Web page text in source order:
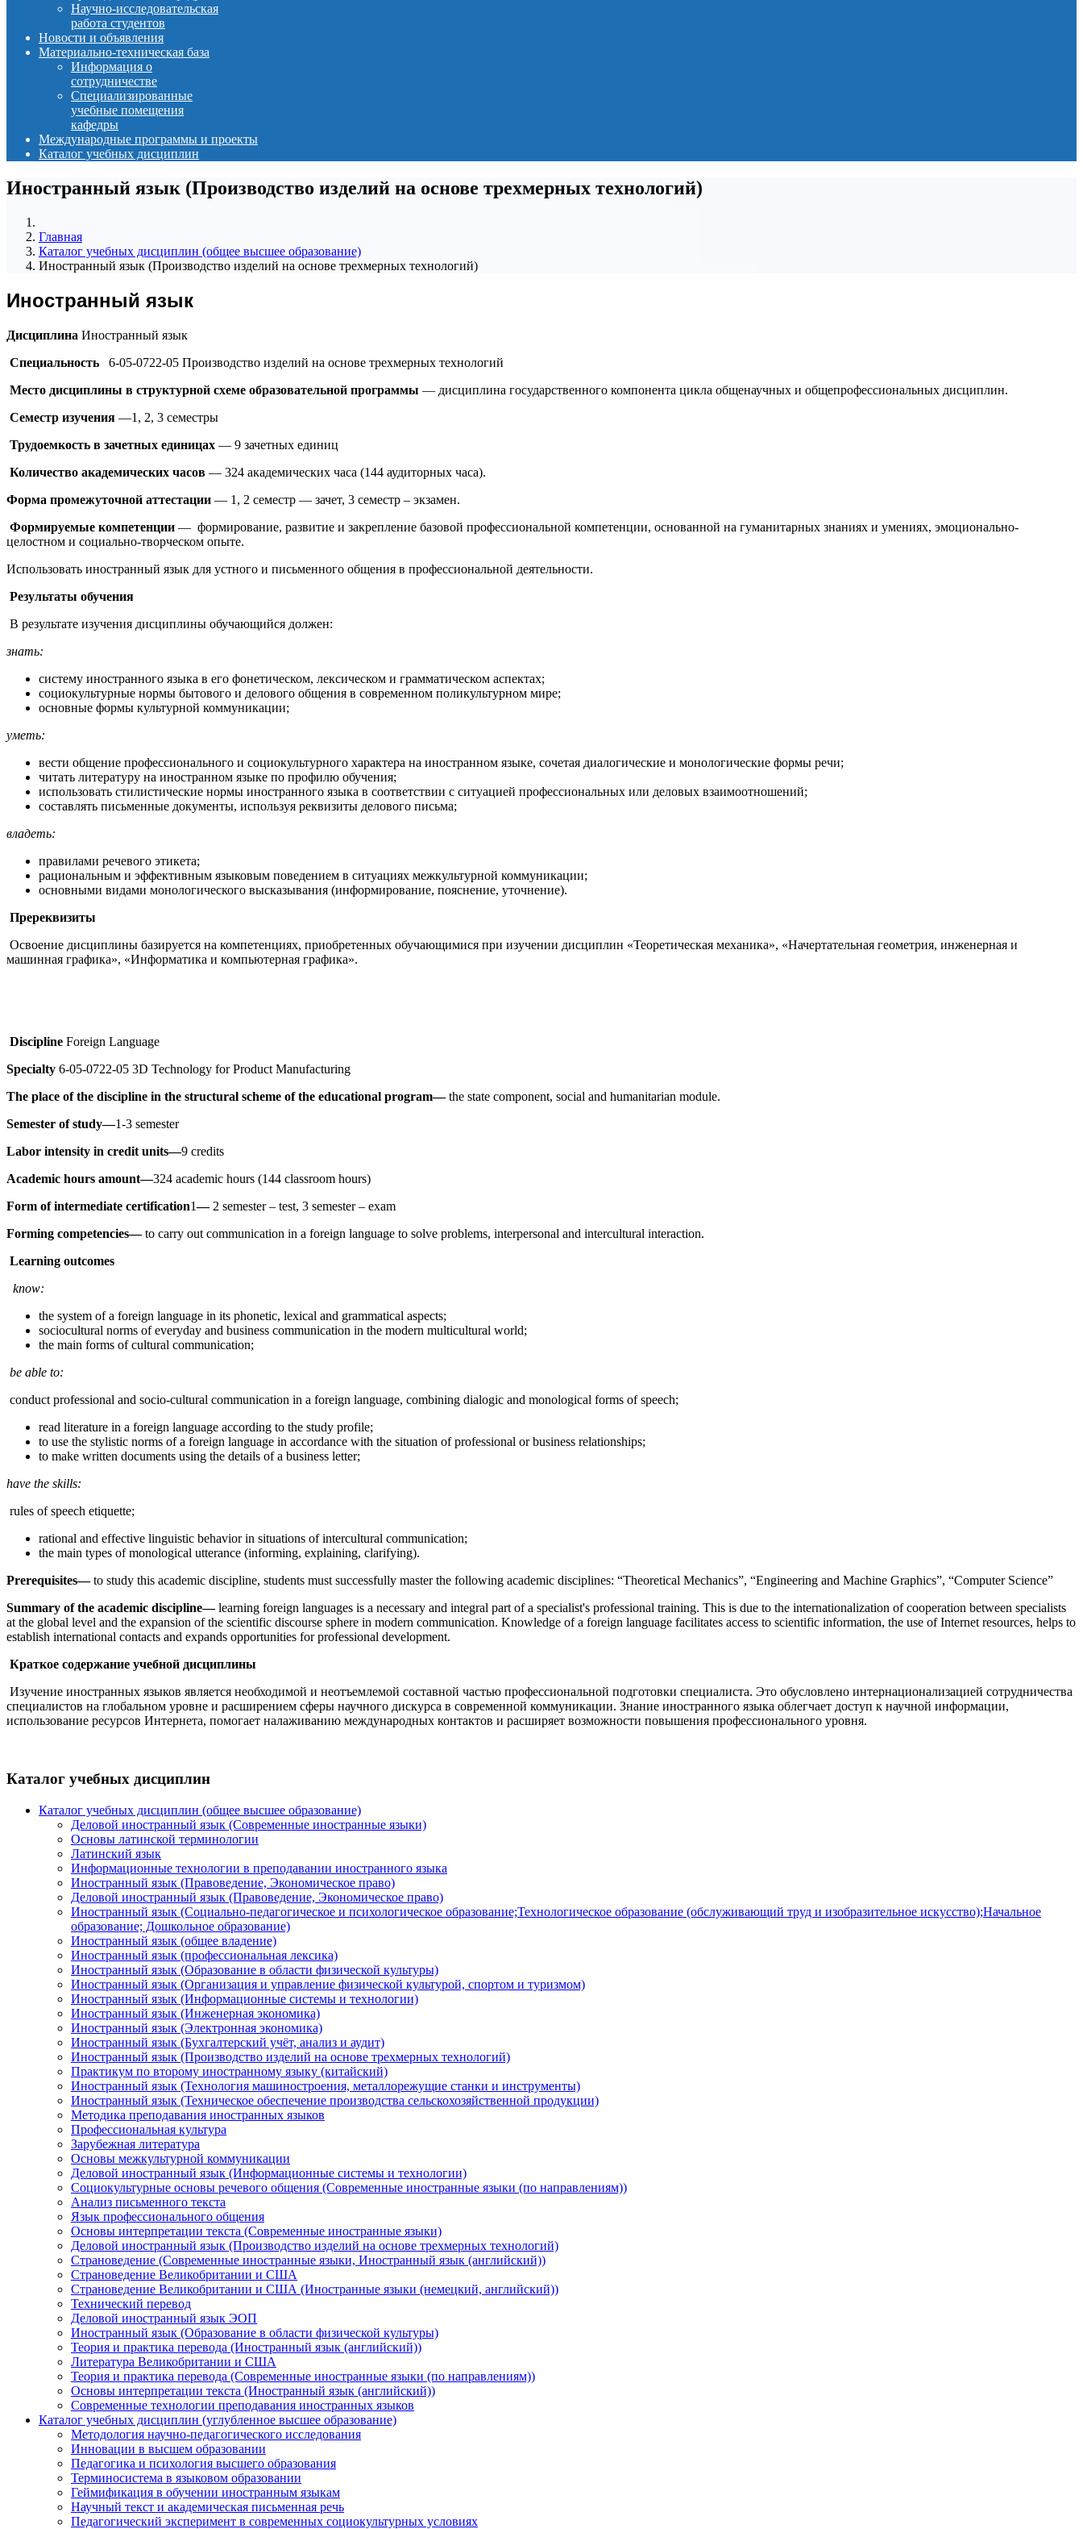
Научно-исследовательская
работа студентов
Новости и объявления
Материально-техническая база
Информация о
сотрудничестве
Специализированные
учебные помещения
кафедры
Международные программы и проекты
Каталог учебных дисциплин
Иностранный язык (Производство изделий на основе трехмерных технологий)
Главная
Каталог учебных дисциплин (общее высшее образование)
Иностранный язык (Производство изделий на основе трехмерных технологий)
Иностранный язык
Дисциплина Иностранный язык
Специальность 6-05-0722-05 Производство изделий на основе трехмерных технологий
Место дисциплины в структурной схеме образовательной программы — дисциплина государственного компонента цикла общенаучных и общепрофессиональных дисциплин.
Семестр изучения —1, 2, 3 семестры
Трудоемкость в зачетных единицах — 9 зачетных единиц
Количество академических часов — 324 академических часа (144 аудиторных часа).
Форма промежуточной аттестации — 1, 2 семестр — зачет, 3 семестр – экзамен.
Формируемые компетенции — формирование, развитие и закрепление базовой профессиональной компетенции, основанной на гуманитарных знаниях и умениях, эмоционально-
целостном и социально-творческом опыте.
Использовать иностранный язык для устного и письменного общения в профессиональной деятельности.
Результаты обучения
В результате изучения дисциплины обучающийся должен:
знать:
систему иностранного языка в его фонетическом, лексическом и грамматическом аспектах;
социокультурные нормы бытового и делового общения в современном поликультурном мире;
основные формы культурной коммуникации;
уметь:
вести общение профессионального и социокультурного характера на иностранном языке, сочетая диалогические и монологические формы речи;
читать литературу на иностранном языке по профилю обучения;
использовать стилистические нормы иностранного языка в соответствии с ситуацией профессиональных или деловых взаимоотношений;
составлять письменные документы, используя реквизиты делового письма;
владеть:
правилами речевого этикета;
рациональным и эффективным языковым поведением в ситуациях межкультурной коммуникации;
основными видами монологического высказывания (информирование, пояснение, уточнение).
Пререквизиты
Освоение дисциплины базируется на компетенциях, приобретенных обучающимися при изучении дисциплин «Теоретическая механика», «Начертательная геометрия, инженерная и
машинная графика», «Информатика и компьютерная графика».
Discipline Foreign Language
Specialty 6-05-0722-05 3D Technology for Product Manufacturing
The place of the discipline in the structural scheme of the educational program—the state component, social and humanitarian module.
Semester of study—1-3 semester
Labor intensity in credit units—9 credits
Academic hours amount—324 academic hours (144 classroom hours)
Form of intermediate certification1—2 semester – test, 3 semester – exam
Forming competencies—to carry out communication in a foreign language to solve problems, interpersonal and intercultural interaction.
Learning outcomes
know:
the system of a foreign language in its phonetic, lexical and grammatical aspects;
sociocultural norms of everyday and business communication in the modern multicultural world;
the main forms of cultural communication;
be able to:
conduct professional and socio-cultural communication in a foreign language, combining dialogic and monological forms of speech;
read literature in a foreign language according to the study profile;
to use the stylistic norms of a foreign language in accordance with the situation of professional or business relationships;
to make written documents using the details of a business letter;
have the skills:
rules of speech etiquette;
rational and effective linguistic behavior in situations of intercultural communication;
the main types of monological utterance (informing, explaining, clarifying).
Prerequisites—to study this academic discipline, students must successfully master the following academic disciplines: “Theoretical Mechanics”, “Engineering and Machine Graphics”, “Computer Science”
Summary of the academic discipline—learning foreign languages is a necessary and integral part of a specialist's professional training. This is due to the internationalization of cooperation between specialists
at the global level and the expansion of the scientific discourse sphere in modern communication. Knowledge of a foreign language facilitates access to scientific information, the use of Internet resources, helps to
establish international contacts and expands opportunities for professional development.
Краткое содержание учебной дисциплины
Изучение иностранных языков является необходимой и неотъемлемой составной частью профессиональной подготовки специалиста. Это обусловлено интернационализацией сотрудничества
специалистов на глобальном уровне и расширением сферы научного дискурса в современной коммуникации. Знание иностранного языка облегчает доступ к научной информации,
использование ресурсов Интернета, помогает налаживанию международных контактов и расширяет возможности повышения профессионального уровня.
Каталог учебных дисциплин
Каталог учебных дисциплин (общее высшее образование)
Деловой иностранный язык (Современные иностранные языки)
Основы латинской терминологии
Латинский язык
Информационные технологии в преподавании иностранного языка
Иностранный язык (Правоведение, Экономическое право)
Деловой иностранный язык (Правоведение, Экономическое право)
Иностранный язык (Социально-педагогическое и психологическое образование;Технологическое образование (обслуживающий труд и изобразительное искусство);Начальное
образование; Дошкольное образование)
Иностранный язык (общее владение)
Иностранный язык (профессиональная лексика)
Иностранный язык (Образование в области физической культуры)
Иностранный язык (Организация и управление физической культурой, спортом и туризмом)
Иностранный язык (Информационные системы и технологии)
Иностранный язык (Инженерная экономика)
Иностранный язык (Электронная экономика)
Иностранный язык (Бухгалтерский учёт, анализ и аудит)
Иностранный язык (Производство изделий на основе трехмерных технологий)
Практикум по второму иностранному языку (китайский)
Иностранный язык (Технология машиностроения, металлорежущие станки и инструменты)
Иностранный язык (Техническое обеспечение производства сельскохозяйственной продукции)
Методика преподавания иностранных языков
Профессиональная культура
Зарубежная литература
Основы межкультурной коммуникации
Деловой иностранный язык (Информационные системы и технологии)
Социокультурные основы речевого общения (Современные иностранные языки (по направлениям))
Анализ письменного текста
Язык профессионального общения
Основы интерпретации текста (Современные иностранные языки)
Деловой иностранный язык (Производство изделий на основе трехмерных технологий)
Страноведение (Современные иностранные языки, Иностранный язык (английский))
Страноведение Великобритании и США
Страноведение Великобритании и США (Иностранные языки (немецкий, английский))
Технический перевод
Деловой иностранный язык ЭОП
Иностранный язык (Образование в области физической культуры)
Теория и практика перевода (Иностранный язык (английский))
Литература Великобритании и США
Теория и практика перевода (Современные иностранные языки (по направлениям))
Основы интерпретации текста (Иностранный язык (английский))
Современные технологии преподавания иностранных языков
Каталог учебных дисциплин (углубленное высшее образование)
Методология научно-педагогического исследования
Инновации в высшем образовании
Педагогика и психология высшего образования
Терминосистема в языковом образовании
Геймификация в обучении иностранным языкам
Научный текст и академическая письменная речь
Педагогический эксперимент в современных социокультурных условиях